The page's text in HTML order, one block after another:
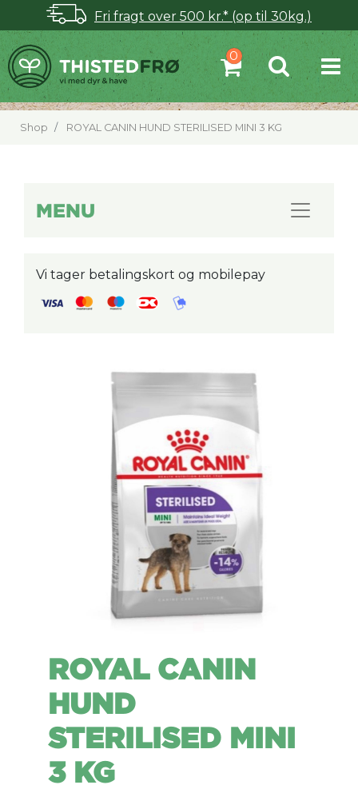
Fri fragt over 500 kr.* (op til 30kg.)
Shop ROYAL CANIN HUND STERILISED MINI 3 KG
MENU
Vi tager betalingskort og mobilepay
ROYAL CANIN
HUND
STERILISED MINI
3 KG